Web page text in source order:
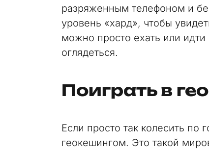
разряженным телефоном и
уровень «хард», чтобы
можно просто ехать или
оглядеться.
Поиграть в
Если просто так колесить по
геокешингом. Это такой